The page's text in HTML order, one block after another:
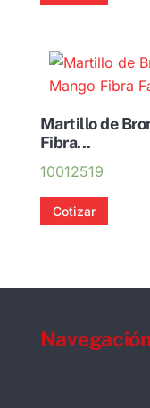
Martillo de
Fibra...
10012519
Cotizar